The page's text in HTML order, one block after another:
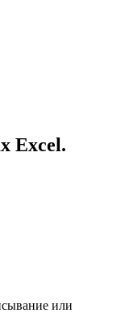
Excel.
или